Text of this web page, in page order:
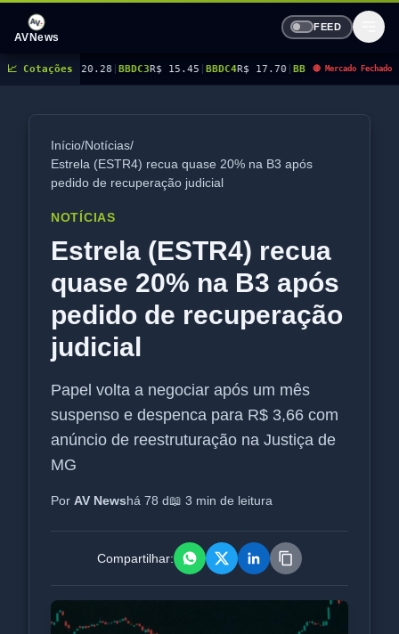
AVNews
FEED
📈 Cotações
20.28|BBDC3 R$ 15.45|BBDC4R$ 17.70|BBSE3R$ 40.96|BEES3R$ 8.77|
🔴 Mercado Fechado
Início/Notícias/
Estrela (ESTR4) recua quase 20% na B3 após
pedido de recuperação judicial
NOTÍCIAS
Estrela (ESTR4) recua
quase 20% na B3 após
pedido de recuperação
judicial
Papel volta a negociar após um mês
suspenso e despenca para R$ 3,66 com
anúncio de reestruturação na Justiça de
MG
Por AV Newshá 78 d📖 3 min de leitura
Compartilhar: